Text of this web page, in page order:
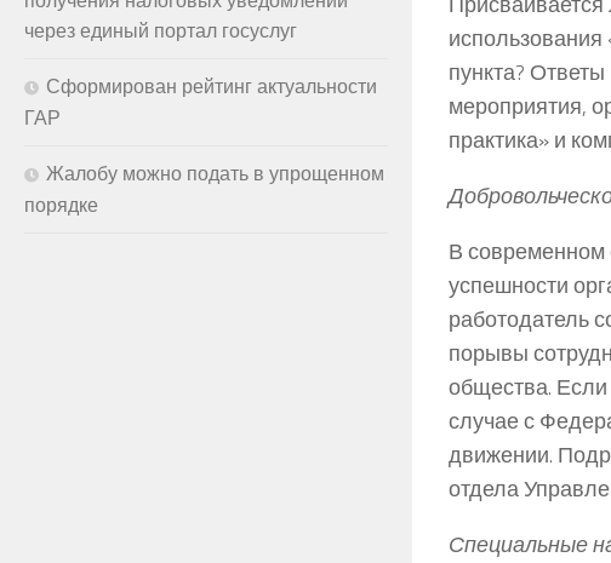
пункта?
мероприятия,
практика» и
В современном
успешности
работодатель
порывы
общества. Если
случае с
движении.
отдела
Специальные
через единый портал госуслуг
Сформирован рейтинг актуальности
ГАР
Жалобу можно подать в упрощенном
порядке